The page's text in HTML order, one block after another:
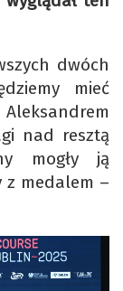
dwóch
mieć
nad resztą
mogły ją
z medalem –